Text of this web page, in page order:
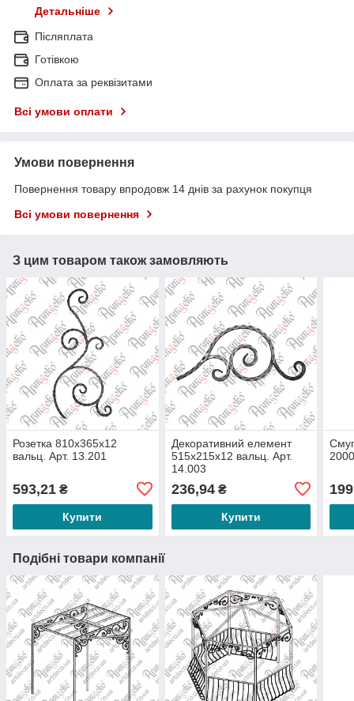
Детальніше
Післяплата
Готівкою
Оплата за реквізитами
Всі умови оплати
Умови повернення
Повернення товару впродовж 14 днів за рахунок покупця
Всі умови повернення
З цим товаром також замовляють
Розетка 810х365х12
вальц. Арт. 13.201
593,21 ₴
Купити
Декоративний елемент
515х215х12 вальц. Арт.
14.003
236,94₴
Купити
Подібні товари компанії